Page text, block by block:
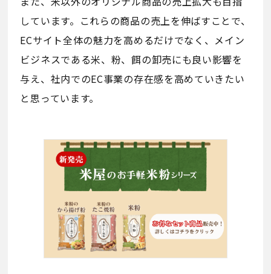
しています。これらの商品の売上を伸ばすことで、
ECサイト全体の魅力を高めるだけでなく、メイン
ビジネスである米、粉、餌の卸売にも良い影響を
与え、社内でのEC事業の存在感を高めていきたい
と思っています。